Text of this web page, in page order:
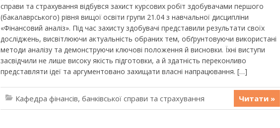
справи та страхування відбувся захист курсових робіт здобувачами першого
(бакалаврського) рівня вищої освіти групи 21.04 з навчальної дисципліни
«Фінансовий аналіз». Під час захисту здобувачі представили результати своїх
досліджень, висвітлюючи актуальність обраних тем, обґрунтовуючи використані
методи аналізу та демонструючи ключові положення й висновки. Їхні виступи
засвідчили не лише високу якість підготовки, а й здатність переконливо
представляти ідеї та аргументовано захищати власні напрацювання. […]
Кафедра фінансів, банківської справи та страхування Читати »